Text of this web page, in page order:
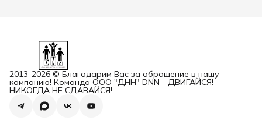
2013-2026 © Благодарим Вас за обращение в нашу
компанию! Команда ООО "ДНН" DNN - ДВИГАЙСЯ!
НИКОГДА НЕ СДАВАЙСЯ!